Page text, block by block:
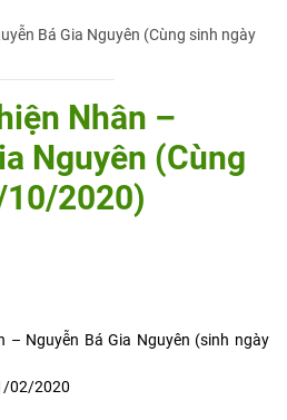
Bá Gia Nguyên (Cùng sinh ngày
Nhân –
Nguyên (Cùng
2020)
– Nguyễn Bá Gia Nguyên (sinh ngày
02/2020